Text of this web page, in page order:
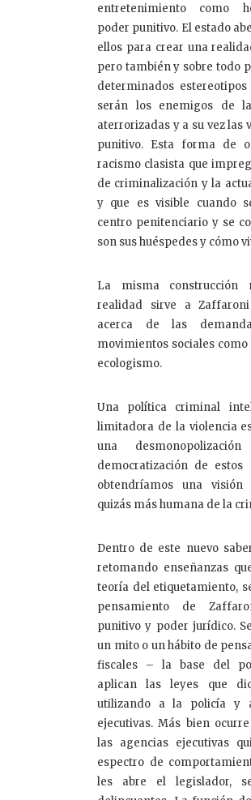
entretenimiento como
poder punitivo. El estado
ellos para crear una
pero también y sobre todo
determinados
serán los enemigos de
aterrorizadas y a su vez las
punitivo. Esta forma de
racismo clasista que
de criminalización y la
y que es visible cuando
centro penitenciario y se
son sus huéspedes y cómo
La misma construcción
realidad sirve a
acerca de las
movimientos sociales
ecologismo.
Una política criminal
limitadora de la violencia
una
democratización de estos
obtendríamos una
quizás más humana de la
Dentro de este nuevo
retomando enseñanzas
teoría del etiquetamiento,
pensamiento de
punitivo y poder jurídico.
un mito o un hábito de
fiscales – la base del
aplican las leyes que
utilizando a la policía y
ejecutivas. Más bien
las agencias ejecutivas
espectro de
les abre el legislador,